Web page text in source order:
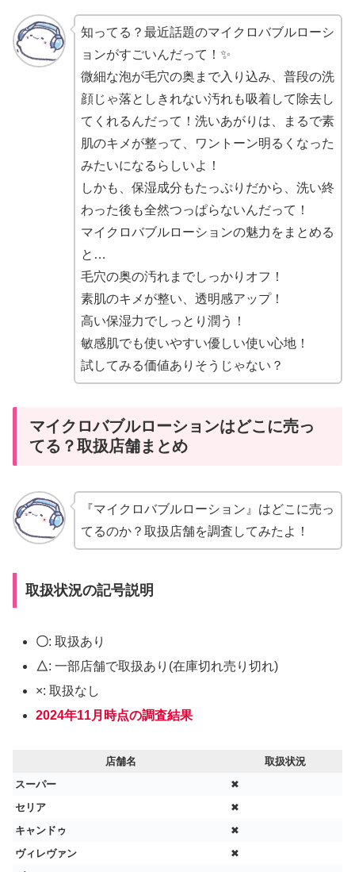
知ってる？最近話題のマイクロバブルローシ
ョンがすごいんだって！✨
微細な泡が毛穴の奥まで入り込み、普段の洗
顔じゃ落としきれない汚れも吸着して除去し
てくれるんだって！洗いあがりは、まるで素
肌のキメが整って、ワントーン明るくなった
みたいになるらしいよ！
しかも、保湿成分もたっぷりだから、洗い終
わった後も全然つっぱらないんだって！
マイクロバブルローションの魅力をまとめる
と…
毛穴の奥の汚れまでしっかりオフ！
素肌のキメが整い、透明感アップ！
高い保湿力でしっとり潤う！
敏感肌でも使いやすい優しい使い心地！
試してみる価値ありそうじゃない？
マイクロバブルローションはどこに売っ
てる？取扱店舗まとめ
『マイクロバブルローション』はどこに売っ
てるのか？取扱店舗を調査してみたよ！
取扱状況の記号説明
〇: 取扱あり
△: 一部店舗で取扱あり(在庫切れ売り切れ)
×: 取扱なし
2024年11月時点の調査結果
店舗名
取扱状況
スーパー
✖
セリア
✖
キャンドゥ
✖
ヴィレヴァン
✖